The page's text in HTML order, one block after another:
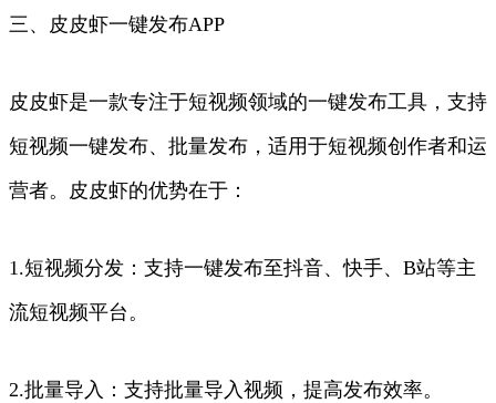
三、皮皮虾一键发布APP
皮皮虾是一款专注于短视频领域的一键发布工具，支持
短视频一键发布、批量发布，适用于短视频创作者和运
营者。皮皮虾的优势在于：
1.短视频分发：支持一键发布至抖音、快手、B站等主
流短视频平台。
2.批量导入：支持批量导入视频，提高发布效率。